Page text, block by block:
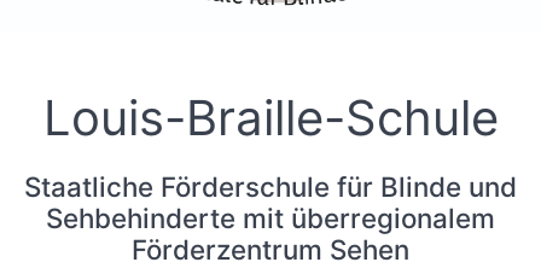
Louis-Braille-Schule
Staatliche Förderschule für Blinde und
Sehbehinderte mit überregionalem
Förderzentrum Sehen